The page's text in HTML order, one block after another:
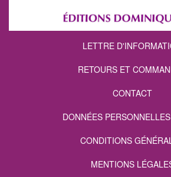
LETTRE
RETOURS ET
CONTACT
DONNÉES
CONDITIONS
MENTIONS